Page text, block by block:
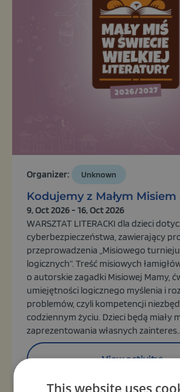
Organizer: Unknown
Kodujemy z Małym Misiem
9, Oct 2026 - 16, Oct 2026
WARSZTAT LITERACKI dla dzieci
cyberbezpieczeństwa, zawierający
przeprowadzenia „Misiowego turnieju
logicznych”. Treść misiowych
o autorskie zagadki Misiowej Mamy,
umiejętności logicznego myślenia i
problemów, czyli kompetencji
codziennym życiu. Dzieci będą miały
zaprezentowania własnych
View activity
This website uses